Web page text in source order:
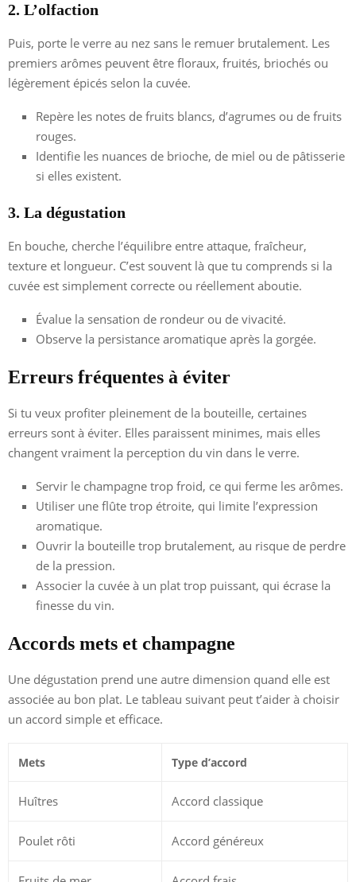
2. L’olfaction
Puis, porte le verre au nez sans le remuer brutalement. Les
premiers arômes peuvent être floraux, fruités, briochés ou
légèrement épicés selon la cuvée.
Repère les notes de fruits blancs, d’agrumes ou de fruits
rouges.
Identifie les nuances de brioche, de miel ou de pâtisserie
si elles existent.
3. La dégustation
En bouche, cherche l’équilibre entre attaque, fraîcheur,
texture et longueur. C’est souvent là que tu comprends si la
cuvée est simplement correcte ou réellement aboutie.
Évalue la sensation de rondeur ou de vivacité.
Observe la persistance aromatique après la gorgée.
Erreurs fréquentes à éviter
Si tu veux profiter pleinement de la bouteille, certaines
erreurs sont à éviter. Elles paraissent minimes, mais elles
changent vraiment la perception du vin dans le verre.
Servir le champagne trop froid, ce qui ferme les arômes.
Utiliser une flûte trop étroite, qui limite l’expression
aromatique.
Ouvrir la bouteille trop brutalement, au risque de perdre
de la pression.
Associer la cuvée à un plat trop puissant, qui écrase la
finesse du vin.
Accords mets et champagne
Une dégustation prend une autre dimension quand elle est
associée au bon plat. Le tableau suivant peut t’aider à choisir
un accord simple et efficace.
Mets Type d’accord
Huîtres Accord classique
Poulet rôti Accord généreux